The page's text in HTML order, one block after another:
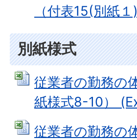
（付表15(別紙
別紙様式
従業者の勤務の
紙様式8-10）
従業者の勤務の